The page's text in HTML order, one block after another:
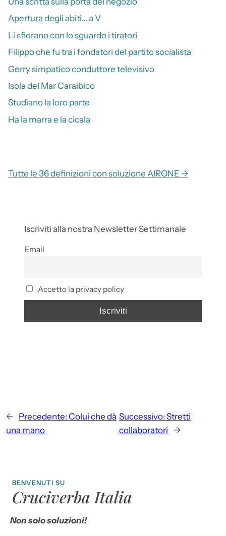
Apertura degli abiti… a V
Li sfiorano con lo sguardo i tiratori
Filippo che fu tra i fondatori del partito socialista
Gerry simpatico conduttore televisivo
Isola del Mar Caraibico
Studiano la loro parte
Ha la marra e la cicala
Tutte le 36 definizioni con soluzione AIRONE →
Iscriviti alla nostra Newsletter Settimanale
Email
Accetto la privacy policy
← Precedente: Colui che dà
una mano
Successivo: Stretti
collaboratori
→
BENVENUTI SU
Cruciverba Italia
Non solo soluzioni!